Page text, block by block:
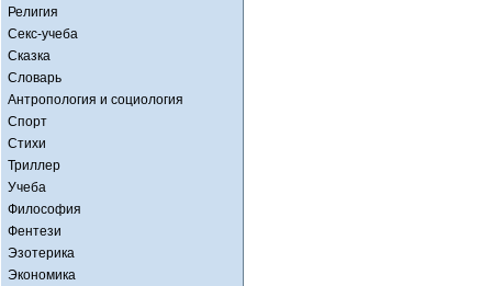
Религия
Секс-учеба
Сказка
Словарь
Антропология и социология
Спорт
Стихи
Триллер
Учеба
Философия
Фентези
Эзотерика
Экономика